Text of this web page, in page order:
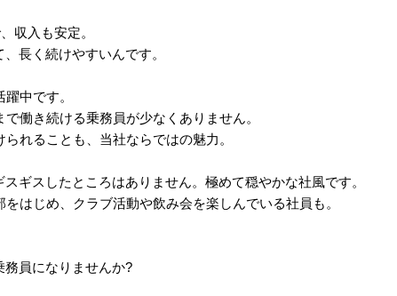
収入も安定。
長く続けやすいんです。
中です。
働き続ける乗務員が少なくありません。
れることも、当社ならではの魅力。
ギスしたところはありません。極めて穏やかな社風です。
はじめ、クラブ活動や飲み会を楽しんでいる社員も。
務員になりませんか?